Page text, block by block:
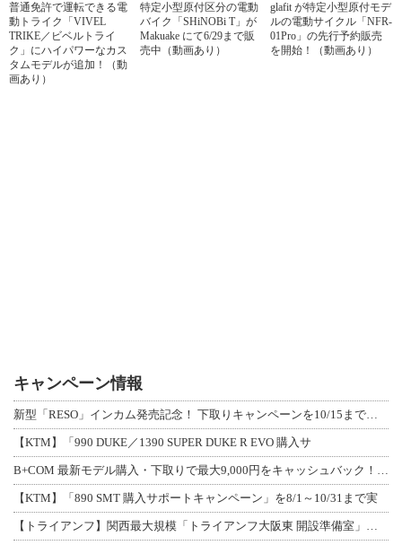
普通免許で運転できる電
動トライク「VIVEL
TRIKE／ビベルトライ
ク」にハイパワーなカス
タムモデルが追加！（動
画あり）
特定小型原付区分の電動
バイク「SHiNOBi T」が
Makuake にて6/29まで販
売中（動画あり）
glafit が特定小型原付モデ
ルの電動サイクル「NFR-
01Pro」の先行予約販売
を開始！（動画あり）
キャンペーン情報
新型「RESO」インカム発売記念！ 下取りキャンペーンを10/15まで延長して開
【KTM】「990 DUKE／1390 SUPER DUKE R EVO 購入サ
B+COM 最新モデル購入・下取りで最大9,000円をキャッシュバック！「B+F
【KTM】「890 SMT 購入サポートキャンペーン」を8/1～10/31まで実
【トライアンフ】関西最大規模「トライアンフ大阪東 開設準備室」がオープン！ 限定